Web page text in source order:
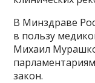
В Минздраве
в пользу
Михаил
закон.